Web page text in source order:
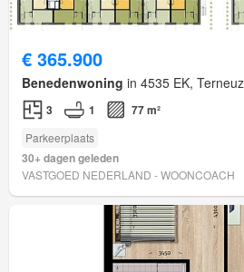
€ 365.900
Benedenwoning in 4535 EK,
3 1 77 m²
Parkeerplaats
30+ dagen geleden
VASTGOED NEDERLAND - WOONCOACH